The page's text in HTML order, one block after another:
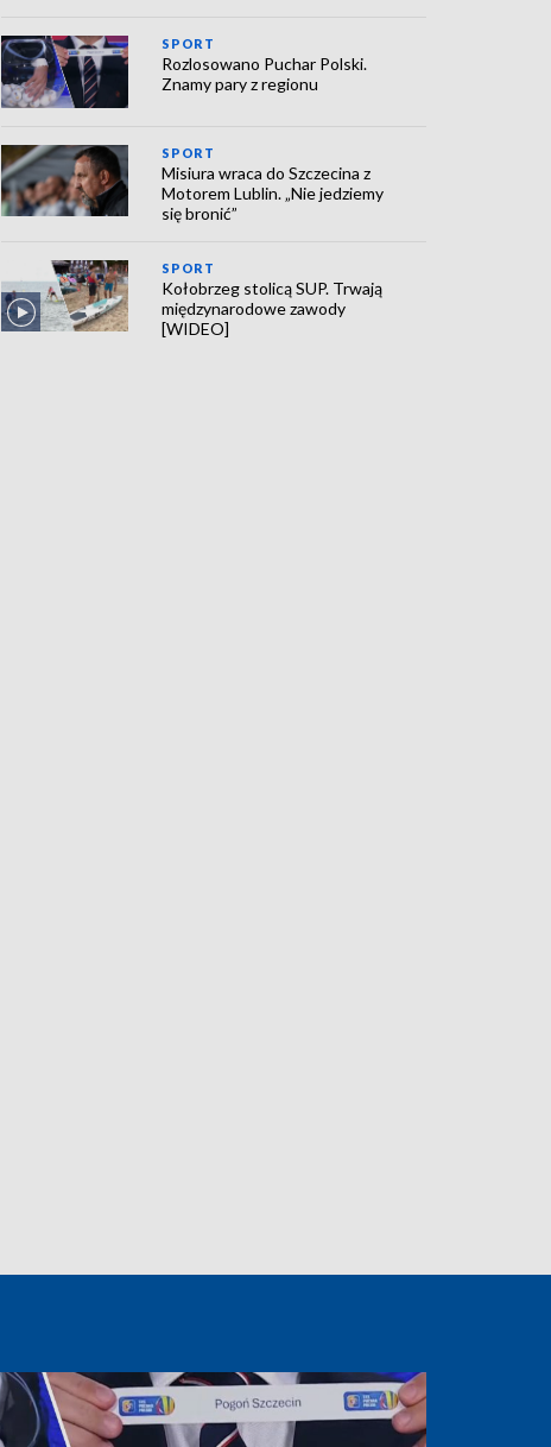
SPORT
Rozlosowano Puchar Polski.
Znamy pary z regionu
SPORT
Misiura wraca do Szczecina z
Motorem Lublin. „Nie jedziemy
się bronić”
SPORT
Kołobrzeg stolicą SUP. Trwają
międzynarodowe zawody
[WIDEO]